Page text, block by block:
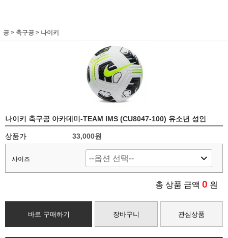
공 > 축구공 > 나이키
나이키 축구공 아카데미-TEAM IMS (CU8047-100) 유소년 성인
상품가 33,000원
사이즈
총 상품 금액 0 원
바로 구매하기 장바구니 관심상품